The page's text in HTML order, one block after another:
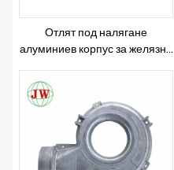
Отлят под налягане
алуминиев корпус за желязна